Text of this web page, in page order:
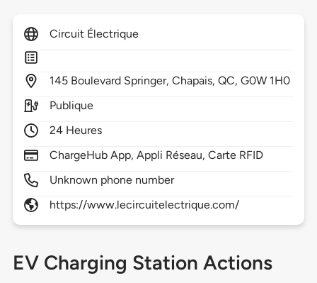
Circuit Électrique
145 Boulevard Springer,Chapais,QC,G0W 1H0
Publique
24 Heures
ChargeHub App, Appli Réseau, Carte RFID
Unknown phone number
https://www.lecircuitelectrique.com/
EV Charging Station Actions